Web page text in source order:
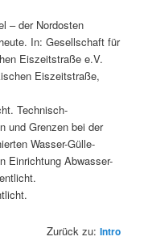
– der Nordosten
In: Gesellschaft für
Eiszeitstraße e.V.
Eiszeitstraße,
Technisch-
und Grenzen bei der
Wasser-Gülle-
Einrichtung Abwasser-
Zurück zu: Intro